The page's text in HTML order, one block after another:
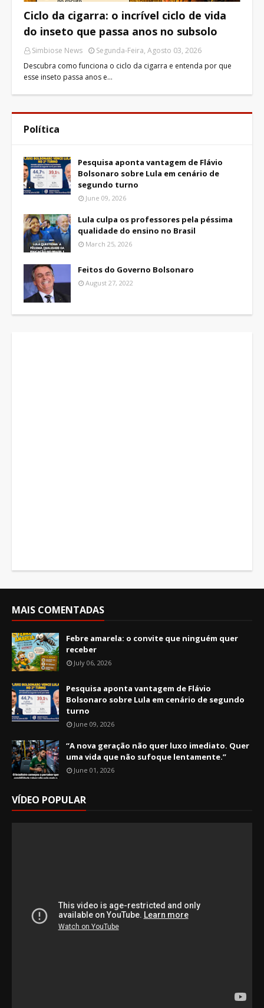
Ciclo da cigarra: o incrível ciclo de vida
do inseto que passa anos no subsolo
Simbiose News
Segunda-Feira, Agosto 03, 2026
Descubra como funciona o ciclo da cigarra e entenda por que
esse inseto passa anos e…
Política
Pesquisa aponta vantagem de Flávio
Bolsonaro sobre Lula em cenário de
segundo turno
June 09, 2026
Lula culpa os professores pela péssima
qualidade do ensino no Brasil
March 25, 2026
Feitos do Governo Bolsonaro
August 27, 2022
MAIS COMENTADAS
Febre amarela: o convite que ninguém quer
receber
July 06, 2026
Pesquisa aponta vantagem de Flávio
Bolsonaro sobre Lula em cenário de segundo
turno
June 09, 2026
“A nova geração não quer luxo imediato. Quer
uma vida que não sufoque lentamente.”
June 01, 2026
VÍDEO POPULAR